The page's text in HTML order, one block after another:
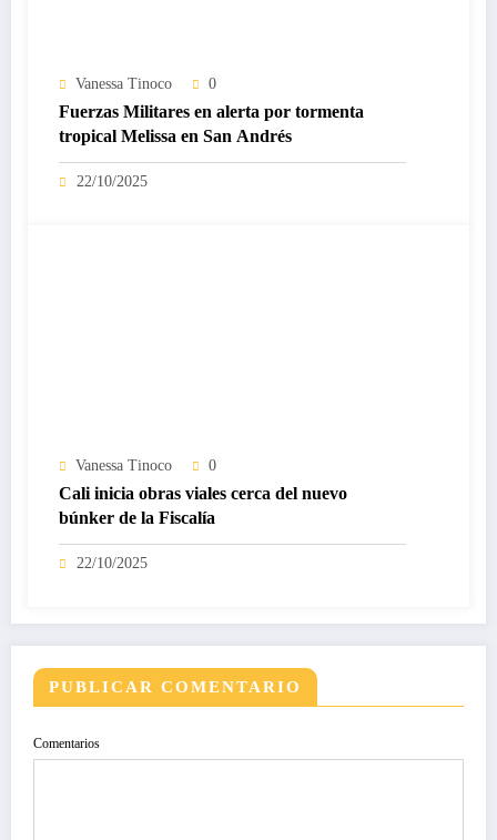
Vanessa Tinoco 0
Fuerzas Militares en alerta por tormenta
tropical Melissa en San Andrés
22/10/2025
Vanessa Tinoco 0
Cali inicia obras viales cerca del nuevo
búnker de la Fiscalía
22/10/2025
PUBLICAR COMENTARIO
Comentarios